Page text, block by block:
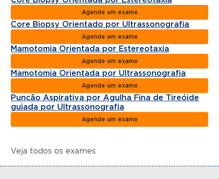
Agende um exame
Core Biopsy Orientado por Ultrassonografia
Agende um exame
Mamotomia Orientada por Estereotaxia
Agende um exame
Mamotomia Orientada por Ultrassonografia
Agende um exame
Punção Aspirativa por Agulha Fina de Tireóide
guiada por Ultrassonografia
Agende um exame
Veja todos os exames